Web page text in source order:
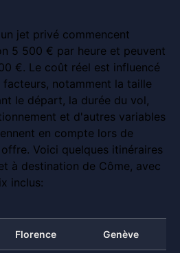
jet privé commencent
5 500 € par heure et peuvent
€. Le coût réel est influencé
notamment la taille
le départ, la durée du vol,
et d'autres variables
en compte lors de
Voici quelques itinéraires
à destination de Côme, avec
inclus:
Florence Genève